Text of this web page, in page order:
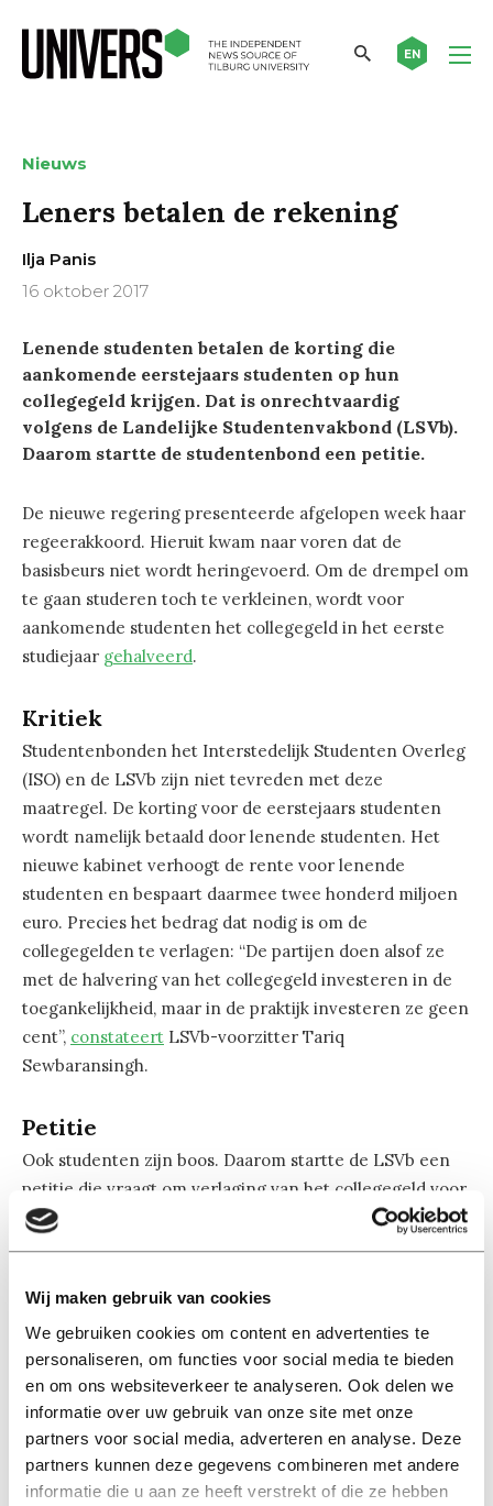
Wij maken gebruik van cookies
We gebruiken cookies om content en advertenties te
personaliseren, om functies voor social media te bieden
en om ons websiteverkeer te analyseren. Ook delen we
informatie over uw gebruik van onze site met onze
partners voor social media, adverteren en analyse. Deze
partners kunnen deze gegevens combineren met andere
informatie die u aan ze heeft verstrekt of die ze hebben
EN
Nieuws
Leners betalen de rekening
Ilja Panis
16 oktober 2017
Lenende studenten betalen de korting die
aankomende eerstejaars studenten op hun
collegegeld krijgen. Dat is onrechtvaardig
volgens de Landelijke Studentenvakbond (LSVb).
Daarom startte de studentenbond een petitie.
De nieuwe regering presenteerde afgelopen week haar
regeerakkoord. Hieruit kwam naar voren dat de
basisbeurs niet wordt heringevoerd. Om de drempel om
te gaan studeren toch te verkleinen, wordt voor
aankomende studenten het collegegeld in het eerste
studiejaar gehalveerd.
Kritiek
Studentenbonden het Interstedelijk Studenten Overleg
(ISO) en de LSVb zijn niet tevreden met deze
maatregel. De korting voor de eerstejaars studenten
wordt namelijk betaald door lenende studenten. Het
nieuwe kabinet verhoogt de rente voor lenende
studenten en bespaart daarmee twee honderd miljoen
euro. Precies het bedrag dat nodig is om de
collegegelden te verlagen: “De partijen doen alsof ze
met de halvering van het collegegeld investeren in de
toegankelijkheid, maar in de praktijk investeren ze geen
cent”, constateert LSVb-voorzitter Tariq
Sewbaransingh.
Petitie
Ook studenten zijn boos. Daarom startte de LSVb een
petitie die vraagt om verlaging van het collegegeld voor
iedere student, ook voor studenten die al studeren. Dat
zou volgens de bond een echte bevordering zijn voor de
algehele halvering voorkomt bovendien dat de groep
die tussen 2015 en 2017 begonnen is met studeren
tussen wal en schip valt: “Van deze groep krijgen we de
meeste verontwaardigde reacties”,zegtvice-voorzitter
Pieter ten Broeke.
De is al ruim drie duizend keer getekend.